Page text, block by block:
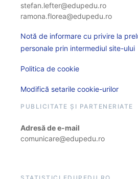
stefan.lefter@edupedu.ro
ramona.florea@edupedu.ro
Notă de informare cu privire la
personale prin intermediul site-ului
Politica de cookie
Modifică setarile cookie-urilor
PUBLICITATE ȘI PARTENERIATE
Adresă de e-mail
comunicare@edupedu.ro